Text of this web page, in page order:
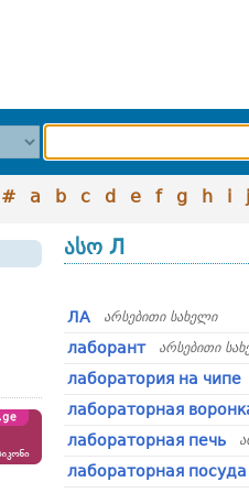
# a b c d e f g h i j
ასო Л
ЛА არსებითი სახელი
лаборант არსებითი
лаборатория на чипе
лабораторная
лабораторная печь
лабораторная посуда